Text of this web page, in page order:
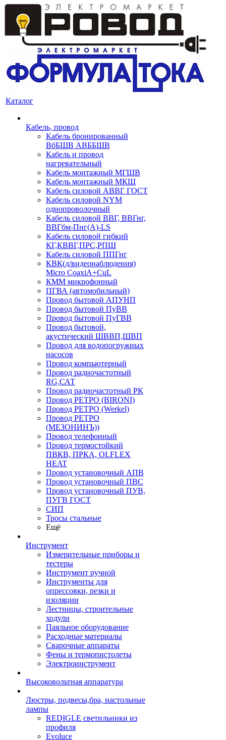
Каталог
Кабель, провод
Кабель бронированный
ВбБШВ АВББШВ
Кабель и провод
нагревательный
Кабель монтажный МГШВ
Кабель монтажный МКШ
Кабель силовой АВВГ ГОСТ
Кабель силовой NYM
однопроволочный
Кабель силовой ВВГ, ВВГнг,
ВВГбм-Пнг(А)-LS
Кабель силовой гибкий
КГ,КВВГ,ПРС,РПШ
Кабель силовой ППГнг
КВК(д/видеонаблюдения)
Micro CoaxiA+CuL
КММ микрофонный
ПГВА (автомобильный)
Провод бытовой АПУНП
Провод бытовой ПуВВ
Провод бытовой ПуГВВ
Провод бытовой,
акустический ШВВП,ШВП
Провод для водопогружных
насосов
Провод компьютерный
Провод радиочастотный
RG,САТ
Провод радиочастотный РК
Провод РЕТРО (BIRONI)
Провод РЕТРО (Werkel)
Провод РЕТРО
(МЕЗОНИНЪ))
Провод телефонный
Провод термостойкий
ПВКВ, ПРКА, OLFLEX
HEAT
Провод установочный АПВ
Провод установочный ПВС
Провод установочный ПУВ,
ПУГВ ГОСТ
СИП
Тросы стальные
Ещё
Инструмент
Измерительные приборы и
тестеры
Инструмент ручной
Инструменты для
опрессовки, резки и
изоляции
Лестницы, строительные
ходули
Паяльное оборудование
Расходные материалы
Сварочные аппараты
Фены и термопистолеты
Электроинструмент
Высоковольтная аппаратура
Люстры, подвесы,бра, настольные
лампы
REDIGLE светильники из
профиля
Evoluce